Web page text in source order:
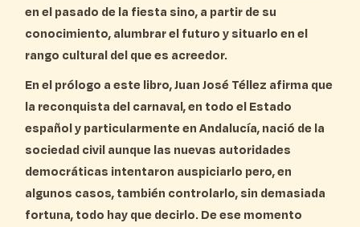
en el pasado de la fiesta sino, a partir de su
conocimiento, alumbrar el futuro y situarlo en el
rango cultural del que es acreedor.
En el prólogo a este libro, Juan José Téllez afirma que
la reconquista del carnaval, en todo el Estado
español y particularmente en Andalucía, nació de la
sociedad civil aunque las nuevas autoridades
democráticas intentaron auspiciarlo pero, en
algunos casos, también controlarlo, sin demasiada
fortuna, todo hay que decirlo. De ese momento